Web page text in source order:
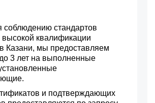
соблюдению стандартов
высокой квалификации
Казани, мы предоставляем
3 лет на выполненные
и подтверждающих